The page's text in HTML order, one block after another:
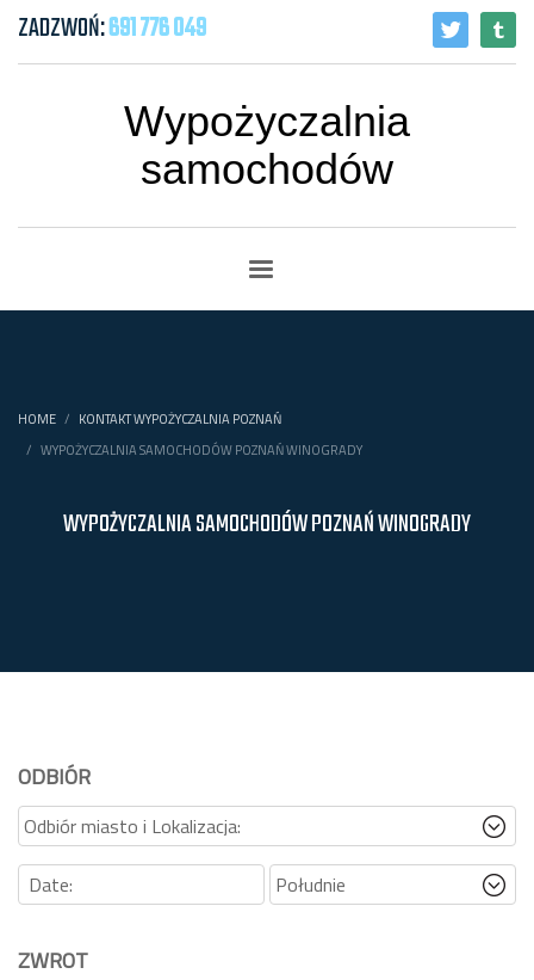
ZADZWOŃ:691 776 049
Wypożyczalnia
samochodów
HOME
KONTAKT WYPOŻYCZALNIA POZNAŃ
WYPOŻYCZALNIA SAMOCHODÓW POZNAŃ WINOGRADY
WYPOŻYCZALNIA SAMOCHODÓW POZNAŃ WINOGRADY
ODBIÓR
ZWROT